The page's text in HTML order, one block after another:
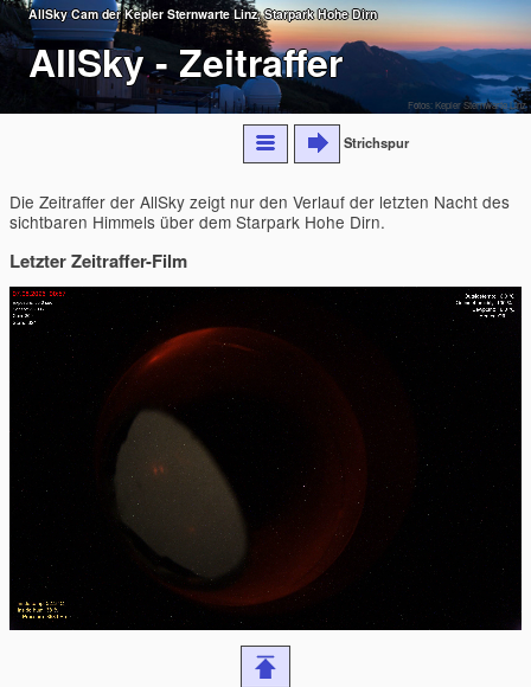
AllSky Cam der Kepler Sternwarte Linz, Starpark Hohe Dirn
AllSky - Zeitraffer
Fotos: Kepler Sternwarte Linz
Strichspur
Die Zeitraffer der AllSky zeigt nur den Verlauf der letzten Nacht des
sichtbaren Himmels über dem Starpark Hohe Dirn.
Letzter Zeitraffer-Film